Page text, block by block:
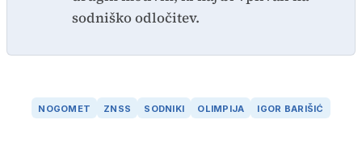
sodniško odločitev.
NOGOMET ZNSS SODNIKI OLIMPIJA IGOR BARIŠIĆ